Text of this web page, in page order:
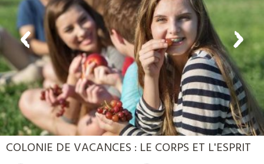
PROMO
COLONIE DE VACANCES : LE CORPS ET L'ESPRIT